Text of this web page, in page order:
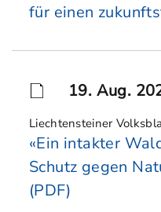
für einen
«Ein intakter
Schutz gegen
(PDF)
Liechtensteiner
19. Aug.